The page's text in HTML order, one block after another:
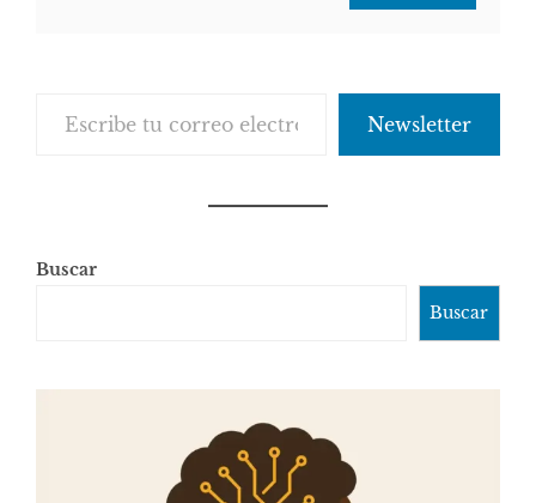
Newsletter
Buscar
Buscar